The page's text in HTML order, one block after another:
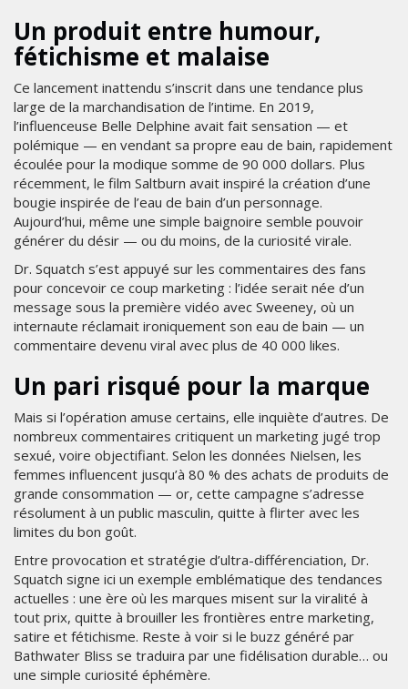
Un produit entre humour,
fétichisme et malaise
Ce lancement inattendu s’inscrit dans une tendance plus
large de la marchandisation de l’intime. En 2019,
l’influenceuse Belle Delphine avait fait sensation — et
polémique — en vendant sa propre eau de bain, rapidement
écoulée pour la modique somme de 90 000 dollars. Plus
récemment, le film Saltburn avait inspiré la création d’une
bougie inspirée de l’eau de bain d’un personnage.
Aujourd’hui, même une simple baignoire semble pouvoir
générer du désir — ou du moins, de la curiosité virale.
Dr. Squatch s’est appuyé sur les commentaires des fans
pour concevoir ce coup marketing : l’idée serait née d’un
message sous la première vidéo avec Sweeney, où un
internaute réclamait ironiquement son eau de bain — un
commentaire devenu viral avec plus de 40 000 likes.
Un pari risqué pour la marque
Mais si l’opération amuse certains, elle inquiète d’autres. De
nombreux commentaires critiquent un marketing jugé trop
sexué, voire objectifiant. Selon les données Nielsen, les
femmes influencent jusqu’à 80 % des achats de produits de
grande consommation — or, cette campagne s’adresse
résolument à un public masculin, quitte à flirter avec les
limites du bon goût.
Entre provocation et stratégie d’ultra-différenciation, Dr.
Squatch signe ici un exemple emblématique des tendances
actuelles : une ère où les marques misent sur la viralité à
tout prix, quitte à brouiller les frontières entre marketing,
satire et fétichisme. Reste à voir si le buzz généré par
Bathwater Bliss se traduira par une fidélisation durable… ou
une simple curiosité éphémère.